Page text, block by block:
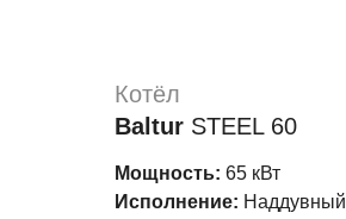
Исполнение
Наддувный
Котёл
Baltur STEEL 60
Мощность: 65 кВт
Исполнение: Наддувный